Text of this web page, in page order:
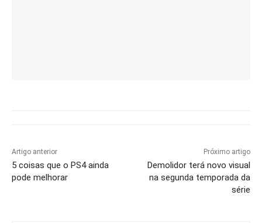
Artigo anterior
5 coisas que o PS4 ainda
pode melhorar
Próximo artigo
Demolidor terá novo visual
na segunda temporada da
série